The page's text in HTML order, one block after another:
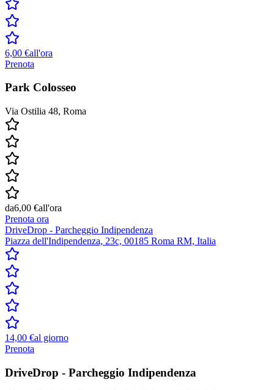
6,00 €all'ora
Prenota
Park Colosseo
Via Ostilia 48, Roma
da6,00 €all'ora
Prenota ora
DriveDrop - Parcheggio Indipendenza
Piazza dell'Indipendenza, 23c, 00185 Roma RM, Italia
14,00 €al giorno
Prenota
DriveDrop - Parcheggio Indipendenza